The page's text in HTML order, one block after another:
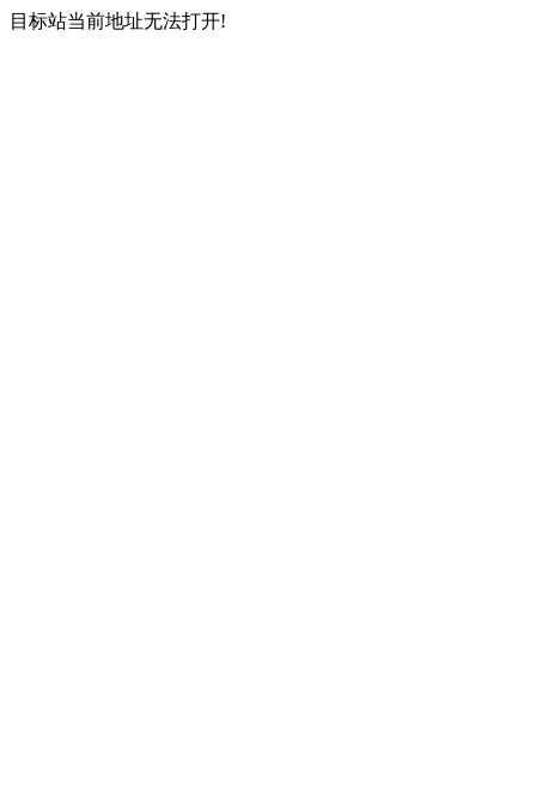
目标站当前地址无法打开!